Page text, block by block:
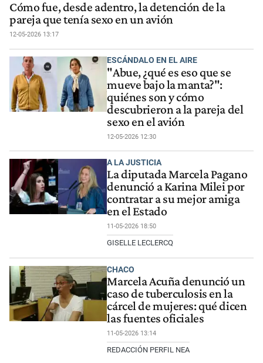
Cómo fue, desde adentro, la detención de la
pareja que tenía sexo en un avión
12-05-2026 13:17
ESCÁNDALO EN EL AIRE
"Abue, ¿qué es eso que se
mueve bajo la manta?":
quiénes son y cómo
descubrieron a la pareja del
sexo en el avión
12-05-2026 12:30
A LA JUSTICIA
La diputada Marcela Pagano
denunció a Karina Milei por
contratar a su mejor amiga
en el Estado
11-05-2026 18:50
GISELLE LECLERCQ
CHACO
Marcela Acuña denunció un
caso de tuberculosis en la
cárcel de mujeres: qué dicen
las fuentes oficiales
11-05-2026 13:14
REDACCIÓN PERFIL NEA